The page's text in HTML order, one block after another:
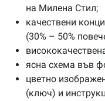
на Милена Стил;
качествени
(30% – 50%
ясна схема във
цветно
(ключ) и